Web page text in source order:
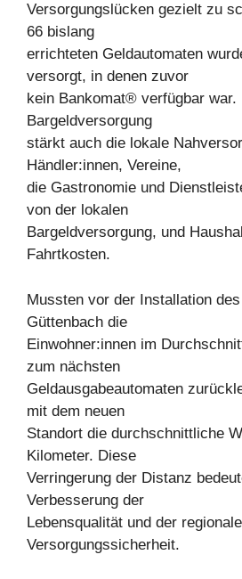
Versorgungslücken gezielt zu
66 bislang
errichteten Geldautomaten
versorgt, in denen zuvor
kein Bankomat® verfügbar
Bargeldversorgung
stärkt auch die lokale
Händler:innen, Vereine,
die Gastronomie und
von der lokalen
Bargeldversorgung, und
Fahrtkosten.
Mussten vor der Installation
Güttenbach die
Einwohner:innen im
zum nächsten
Geldausgabeautomaten
mit dem neuen
Standort die durchschnittliche
Kilometer. Diese
Verringerung der Distanz
Verbesserung der
Lebensqualität und der
Versorgungssicherheit.